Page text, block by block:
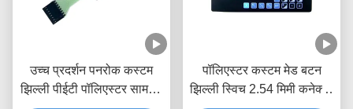
उच्च प्रदर्शन पनरोक कस्टम
झिल्ली पीईटी पॉलिएस्टर सामग्री
स्विच करता है
सबसे अच्छी कीमत पाएं
पॉलिएस्टर कस्टम मेड बटन
झिल्ली स्विच 2.54 मिमी कनेक्टर
के साथ